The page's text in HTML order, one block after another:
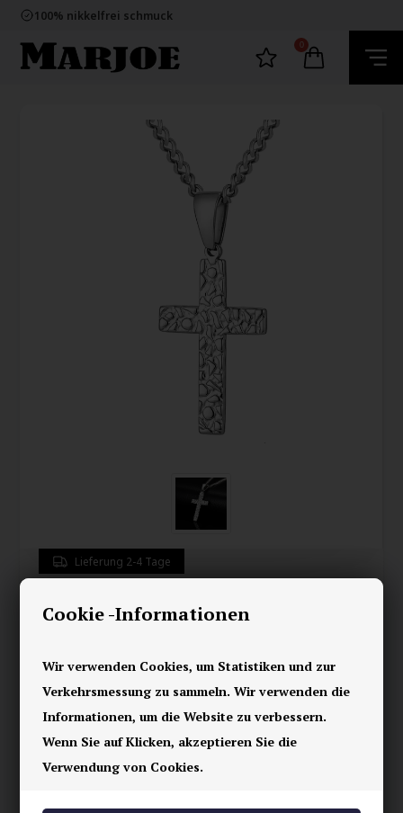
Cookie -Informationen
Wir verwenden Cookies, um Statistiken und zur
Verkehrsmessung zu sammeln. Wir verwenden die
Informationen, um die Website zu verbessern.
Wenn Sie auf Klicken, akzeptieren Sie die
Verwendung von Cookies.
100% nikkelfrei schmuck
60 Tage Rückgabe
E-mark webshop
100% nikkelfrei schmuck
0
Lieferung 2-4 Tage
Hammered Steel Cross –
42,00 EUR
Speichern
Herren-Halskette aus Edelstahl
einzigartigeshammeredMuster, das einen maskulinen und